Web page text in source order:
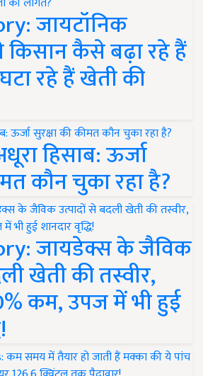
जायटॉनिक
किसान कैसे बढ़ा रहे हैं
रहे हैं खेती की
हिसाब: ऊर्जा
कौन चुका रहा है?
जायडेक्स के जैविक
खेती की तस्वीर,
कम, उपज में भी हुई